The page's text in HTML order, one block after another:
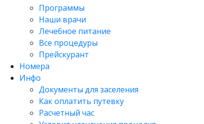
Программы
Наши врачи
Лечебное питание
Все процедуры
Прейскурант
Номера
Инфо
Документы для заселения
Как оплатить путевку
Расчетный час